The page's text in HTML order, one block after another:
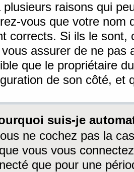
plusieurs raisons qui
vous que votre nom
corrects. Si ils le sont,
assurer de ne pas
que le propriétaire
de son côté, et
suis-je
ne cochez pas la
vous vous
que pour une